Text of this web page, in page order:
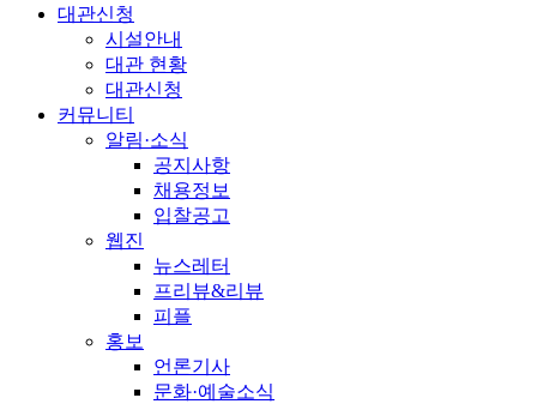
대관신청
시설안내
대관 현황
대관신청
커뮤니티
알림·소식
공지사항
채용정보
입찰공고
웹진
뉴스레터
프리뷰&리뷰
피플
홍보
언론기사
문화·예술소식